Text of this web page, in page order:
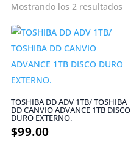
Mostrando los 2 resultados
TOSHIBA DD ADV 1TB/ TOSHIBA
DD CANVIO ADVANCE 1TB DISCO
DURO EXTERNO.
$99.00